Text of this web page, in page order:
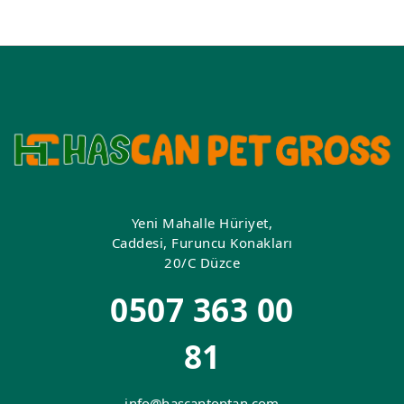
Yeni Mahalle Hüriyet,
Caddesi, Furuncu Konakları
20/C Düzce
0507 363 00
81